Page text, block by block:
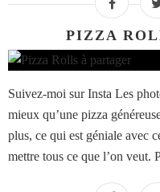
PIZZA
Suivez-moi sur Insta Les
mieux qu’une pizza
plus, ce qui est géniale avec
mettre tous ce que l’on veut.